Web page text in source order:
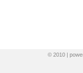
© 2010 |